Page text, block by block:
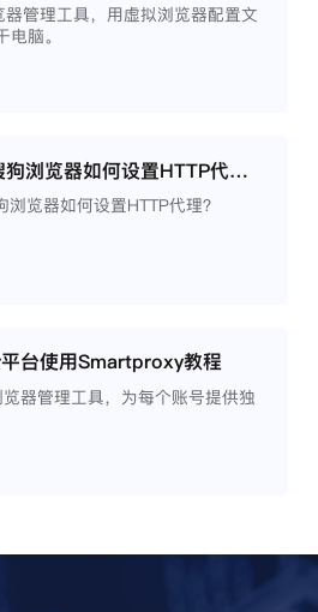
管理工具，用虚拟浏览器配置文
脑。
Win10丨搜狗浏览器如何设置HTTP代理？
览器如何设置HTTP代理？
台使用Smartproxy教程
器管理工具，为每个账号提供独